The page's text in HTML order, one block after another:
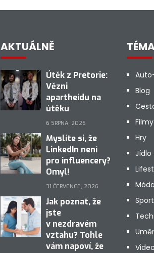
AKTUÁLNĚ
Útěk z Pretorie:
Vězni
apartheidu na
útěku
6 SRPNA, 2026
Myslíte si, že
LinkedIn není
pro influencery?
Omyl!
31 ČERVENCE, 2026
Jak poznat, že
jste
v nezdravém
vztahu? Tohle
vám napoví, že
Blog
Filmy
Hry
Jídlo
Sport
Video